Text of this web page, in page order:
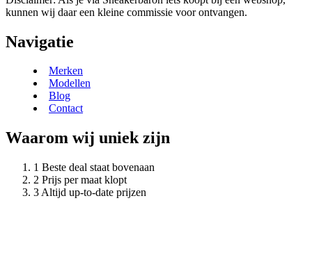
kunnen wij daar een kleine commissie voor ontvangen.
Navigatie
Merken
Modellen
Blog
Contact
Waarom wij uniek zijn
Beste deal staat bovenaan
Prijs per maat klopt
Altijd up-to-date prijzen